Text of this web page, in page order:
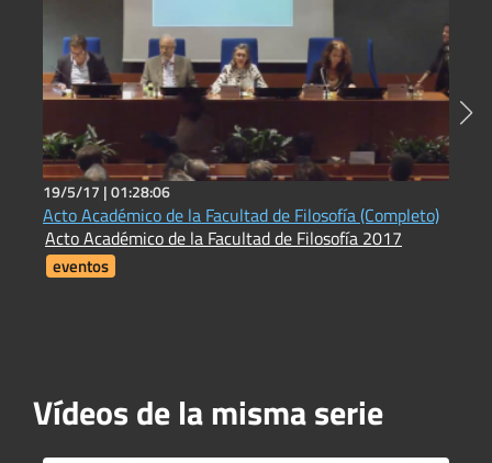
19/5/17 |01:28:06
Acto Académico de la Facultad de Filosofía (Completo)
Acto Académico de la Facultad de Filosofía 2017
eventos
Vídeos de la misma serie